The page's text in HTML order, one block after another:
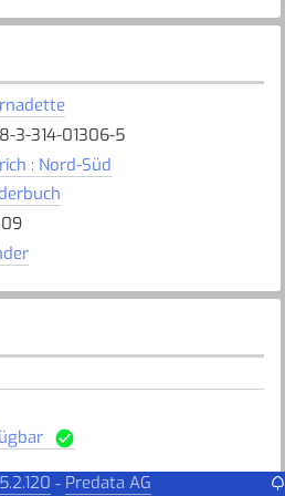
3-314-01306-5
: Nord-Süd
Eichmatt
- Predata AG